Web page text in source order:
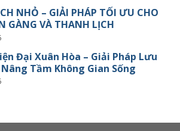
NHỎ – GIẢI PHÁP TỐI ƯU CHO
GÀNG VÀ THANH LỊCH
Đại Xuân Hòa – Giải Pháp Lưu
Tầm Không Gian Sống